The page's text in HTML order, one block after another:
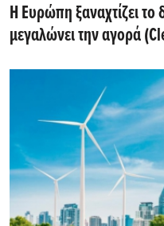
Η Ευρώπη ξαναχτίζει
μεγαλώνει την αγορά